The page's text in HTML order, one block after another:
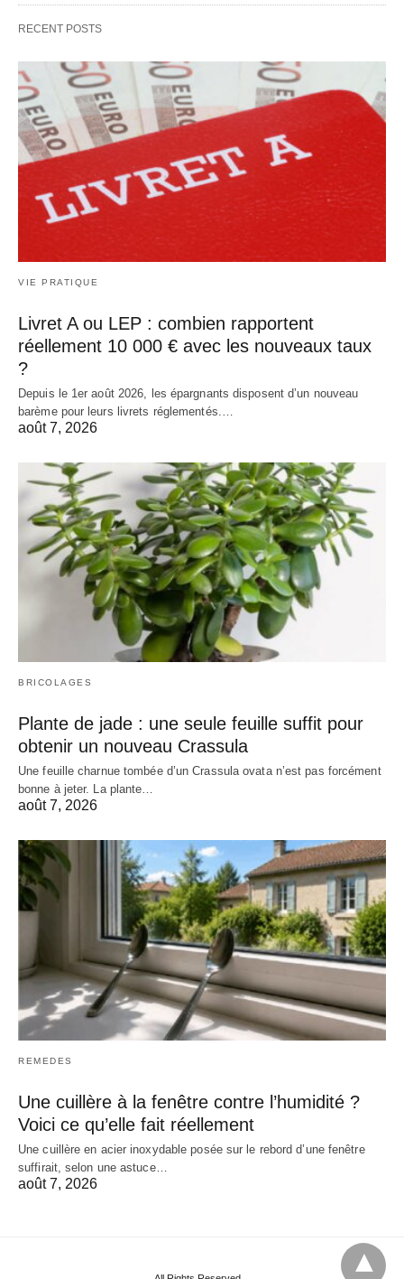
RECENT POSTS
VIE PRATIQUE
Livret A ou LEP : combien rapportent
réellement 10 000 € avec les nouveaux taux
?
Depuis le 1er août 2026, les épargnants disposent d’un nouveau
barème pour leurs livrets réglementés.…
août 7, 2026
BRICOLAGES
Plante de jade : une seule feuille suffit pour
obtenir un nouveau Crassula
Une feuille charnue tombée d’un Crassula ovata n’est pas forcément
bonne à jeter. La plante…
août 7, 2026
REMEDES
Une cuillère à la fenêtre contre l’humidité ?
Voici ce qu’elle fait réellement
Une cuillère en acier inoxydable posée sur le rebord d’une fenêtre
suffirait, selon une astuce…
août 7, 2026